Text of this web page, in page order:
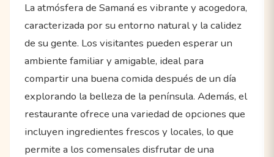
La atmósfera de Samaná es vibrante y acogedora,
caracterizada por su entorno natural y la calidez
de su gente. Los visitantes pueden esperar un
ambiente familiar y amigable, ideal para
compartir una buena comida después de un día
explorando la belleza de la península. Además, el
restaurante ofrece una variedad de opciones que
incluyen ingredientes frescos y locales, lo que
permite a los comensales disfrutar de una